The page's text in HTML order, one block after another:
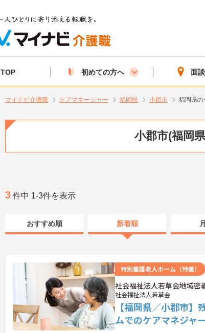
TOP 初めての方へ 面
マイナビ介護職 ケアマネージャー 福岡県 小郡市 福岡県の
小郡市(福岡
3 件中 1-3件を表示
おすすめ順 新着順
特別養護老人ホーム（特養）
社会福祉法人若草会地域密
社会福祉法人若草会
【福岡県／小郡市
ムでのケアマネジャ